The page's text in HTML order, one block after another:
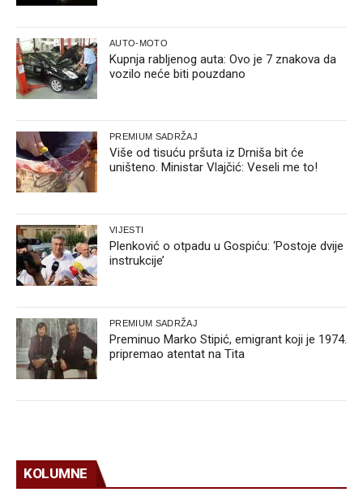
AUTO-MOTO
Kupnja rabljenog auta: Ovo je 7 znakova da
vozilo neće biti pouzdano
PREMIUM SADRŽAJ
Više od tisuću pršuta iz Drniša bit će
uništeno. Ministar Vlajčić: Veseli me to!
VIJESTI
Plenković o otpadu u Gospiću: ‘Postoje dvije
instrukcije’
PREMIUM SADRŽAJ
Preminuo Marko Stipić, emigrant koji je 1974.
pripremao atentat na Tita
KOLUMNE